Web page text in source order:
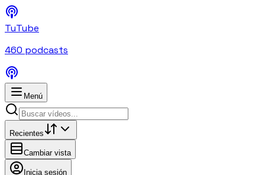
TuTube
460 podcasts
Menú
Recientes
Cambiar vista
Inicia sesión